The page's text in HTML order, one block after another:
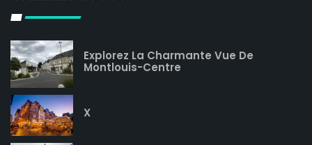
Explorez La Charmante Vue De
Montlouis-Centre
X